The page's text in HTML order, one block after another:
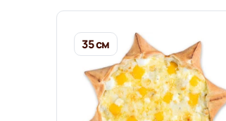
35 см